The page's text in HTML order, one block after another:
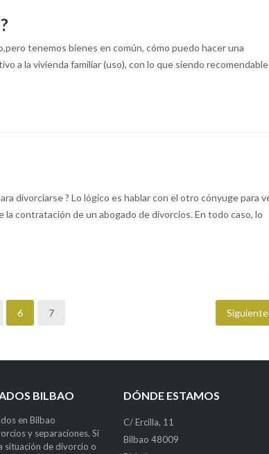
tenemos bienes en común, cómo puedo hacer una
a la vivienda familiar (uso), con lo que siendo recomendable
divorciarse ? Lo lógico es hablar con el otro cónyuge para
contratación de un abogado de divorcios. En todo caso, lo
6 7
BILBAO
en Bilbao
y separaciones. Si
situación de divorcio o
DÓNDE ESTAMOS
C/ Ercilla, 11
Bilbao 48009